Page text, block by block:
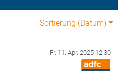
Sortierung (Datum)
Fr. 11. Apr. 2025 12:30